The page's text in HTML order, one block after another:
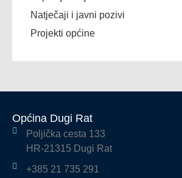
Natječaji i javni pozivi
Projekti općine
Općina Dugi Rat
Poljička cesta 133
HR-21315 Dugi Rat
+385 21 735 291